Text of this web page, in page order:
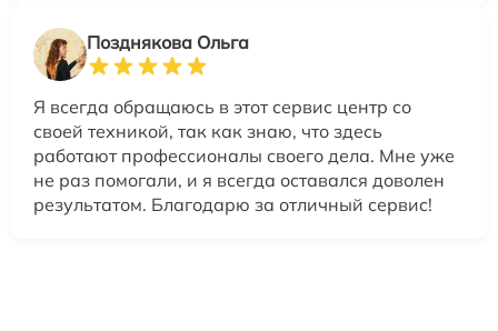
Позднякова Ольга
Я всегда обращаюсь в этот сервис центр со
своей техникой, так как знаю, что здесь
работают профессионалы своего дела. Мне уже
не раз помогали, и я всегда оставался доволен
результатом. Благодарю за отличный сервис!